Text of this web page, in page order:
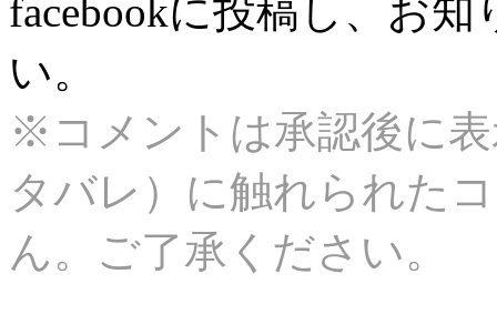
facebookに投稿し、お
い。
※コメントは承認後に
タバレ）に触れられた
ん。ご了承ください。